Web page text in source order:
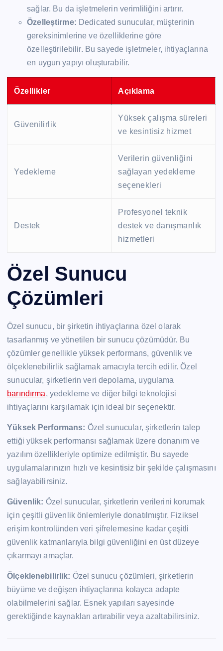
sağlar. Bu da işletmelerin verimliliğini artırır.
Özelleştirme: Dedicated sunucular, müşterinin
gereksinimlerine ve özelliklerine göre
özelleştirilebilir. Bu sayede işletmeler, ihtiyaçlarına
en uygun yapıyı oluşturabilir.
Özellikler Açıklama
Güvenilirlik
Yüksek çalışma süreleri
ve kesintisiz hizmet
Yedekleme
Verilerin güvenliğini
sağlayan yedekleme
seçenekleri
Destek
Profesyonel teknik
destek ve danışmanlık
hizmetleri
Özel Sunucu
Çözümleri
Özel sunucu, bir şirketin ihtiyaçlarına özel olarak
tasarlanmış ve yönetilen bir sunucu çözümüdür. Bu
çözümler genellikle yüksek performans, güvenlik ve
ölçeklenebilirlik sağlamak amacıyla tercih edilir. Özel
sunucular, şirketlerin veri depolama, uygulama
barındırma, yedekleme ve diğer bilgi teknolojisi
ihtiyaçlarını karşılamak için ideal bir seçenektir.
Yüksek Performans: Özel sunucular, şirketlerin talep
ettiği yüksek performansı sağlamak üzere donanım ve
yazılım özellikleriyle optimize edilmiştir. Bu sayede
uygulamalarınızın hızlı ve kesintisiz bir şekilde çalışmasını
sağlayabilirsiniz.
Güvenlik: Özel sunucular, şirketlerin verilerini korumak
için çeşitli güvenlik önlemleriyle donatılmıştır. Fiziksel
erişim kontrolünden veri şifrelemesine kadar çeşitli
güvenlik katmanlarıyla bilgi güvenliğini en üst düzeye
çıkarmayı amaçlar.
Ölçeklenebilirlik: Özel sunucu çözümleri, şirketlerin
büyüme ve değişen ihtiyaçlarına kolayca adapte
olabilmelerini sağlar. Esnek yapıları sayesinde
gerektiğinde kaynakları artırabilir veya azaltabilirsiniz.